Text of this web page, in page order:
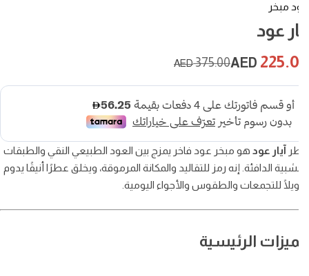
مبخر
عود
AED375.00 AED
آيار عودهو مبخر عود فاخر يمزج بين العود الطبيعي النقي والطبقات
الدافئة. إنه رمز للتقاليد والمكانة المرموقة، ويخلق عطرًا أنيقًا يدوم
للتجمعات والطقوس والأجواء اليومية.
الرئيسية